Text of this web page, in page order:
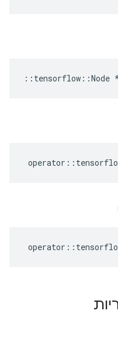
:: tensorflow ::Node
operator ::
operator ::